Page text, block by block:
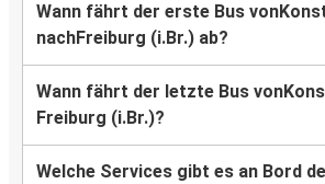
Wann fährt der erste Bus
nachFreiburg (i.Br.) ab?
Wann fährt der letzte Bus
Freiburg (i.Br.)?
Welche Services gibt es an Bord